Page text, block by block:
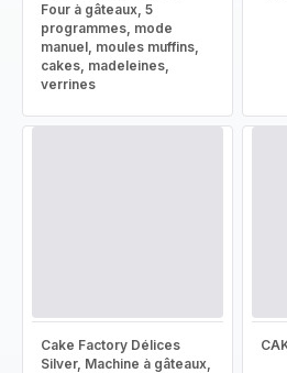
Four à gâteaux, 5
programmes, mode
manuel, moules muffins,
cakes, madeleines,
verrines
Cake Factory Délices
Silver, Machine à gâteaux,